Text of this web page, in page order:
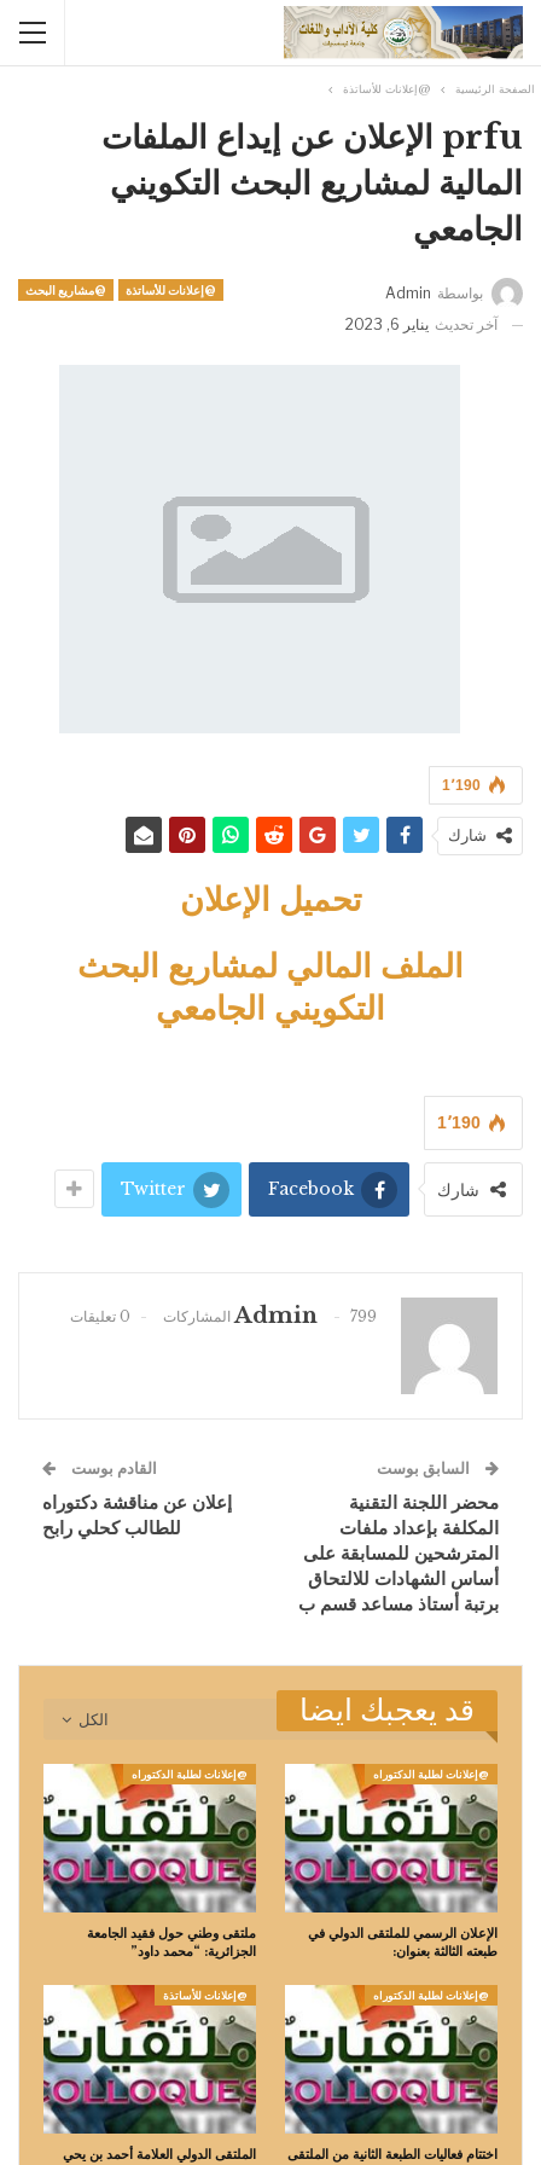
الصفحة الرئيسية @إعلانات للأساتذة
prfu الإعلان عن إيداع الملفات
المالية لمشاريع البحث التكويني
الجامعي
@إعلانات للأساتذة @مشاريع البحث بواسطة Admin
آخر تحديث يناير 6, 2023
1٬190
شارك
تحميل الإعلان
الملف المالي لمشاريع البحث
التكويني الجامعي
1٬190
شارك Facebook
Twitter
Admin 799 المشاركات 0 تعليقات
السابق بوست
محضر اللجنة التقنية
المكلفة بإعداد ملفات
المترشحين للمسابقة على
أساس الشهادات للالتحاق
برتبة أستاذ مساعد قسم ب
القادم بوست
إعلان عن مناقشة دكتوراه
للطالب كحلي رابح
الكل قد يعجبك ايضا
@إعلانات لطلبة الدكتوراه
الإعلان الرسمي للملتقى الدولي في
طبعته الثالثة بعنوان:
@إعلانات لطلبة الدكتوراه
ملتقى وطني حول فقيد الجامعة
الجزائرية: “محمد داود”
@إعلانات لطلبة الدكتوراه
اختتام فعاليات الطبعة الثانية من الملتقى
@إعلانات للأساتذة
الملتقى الدولي العلامة أحمد بن يحي